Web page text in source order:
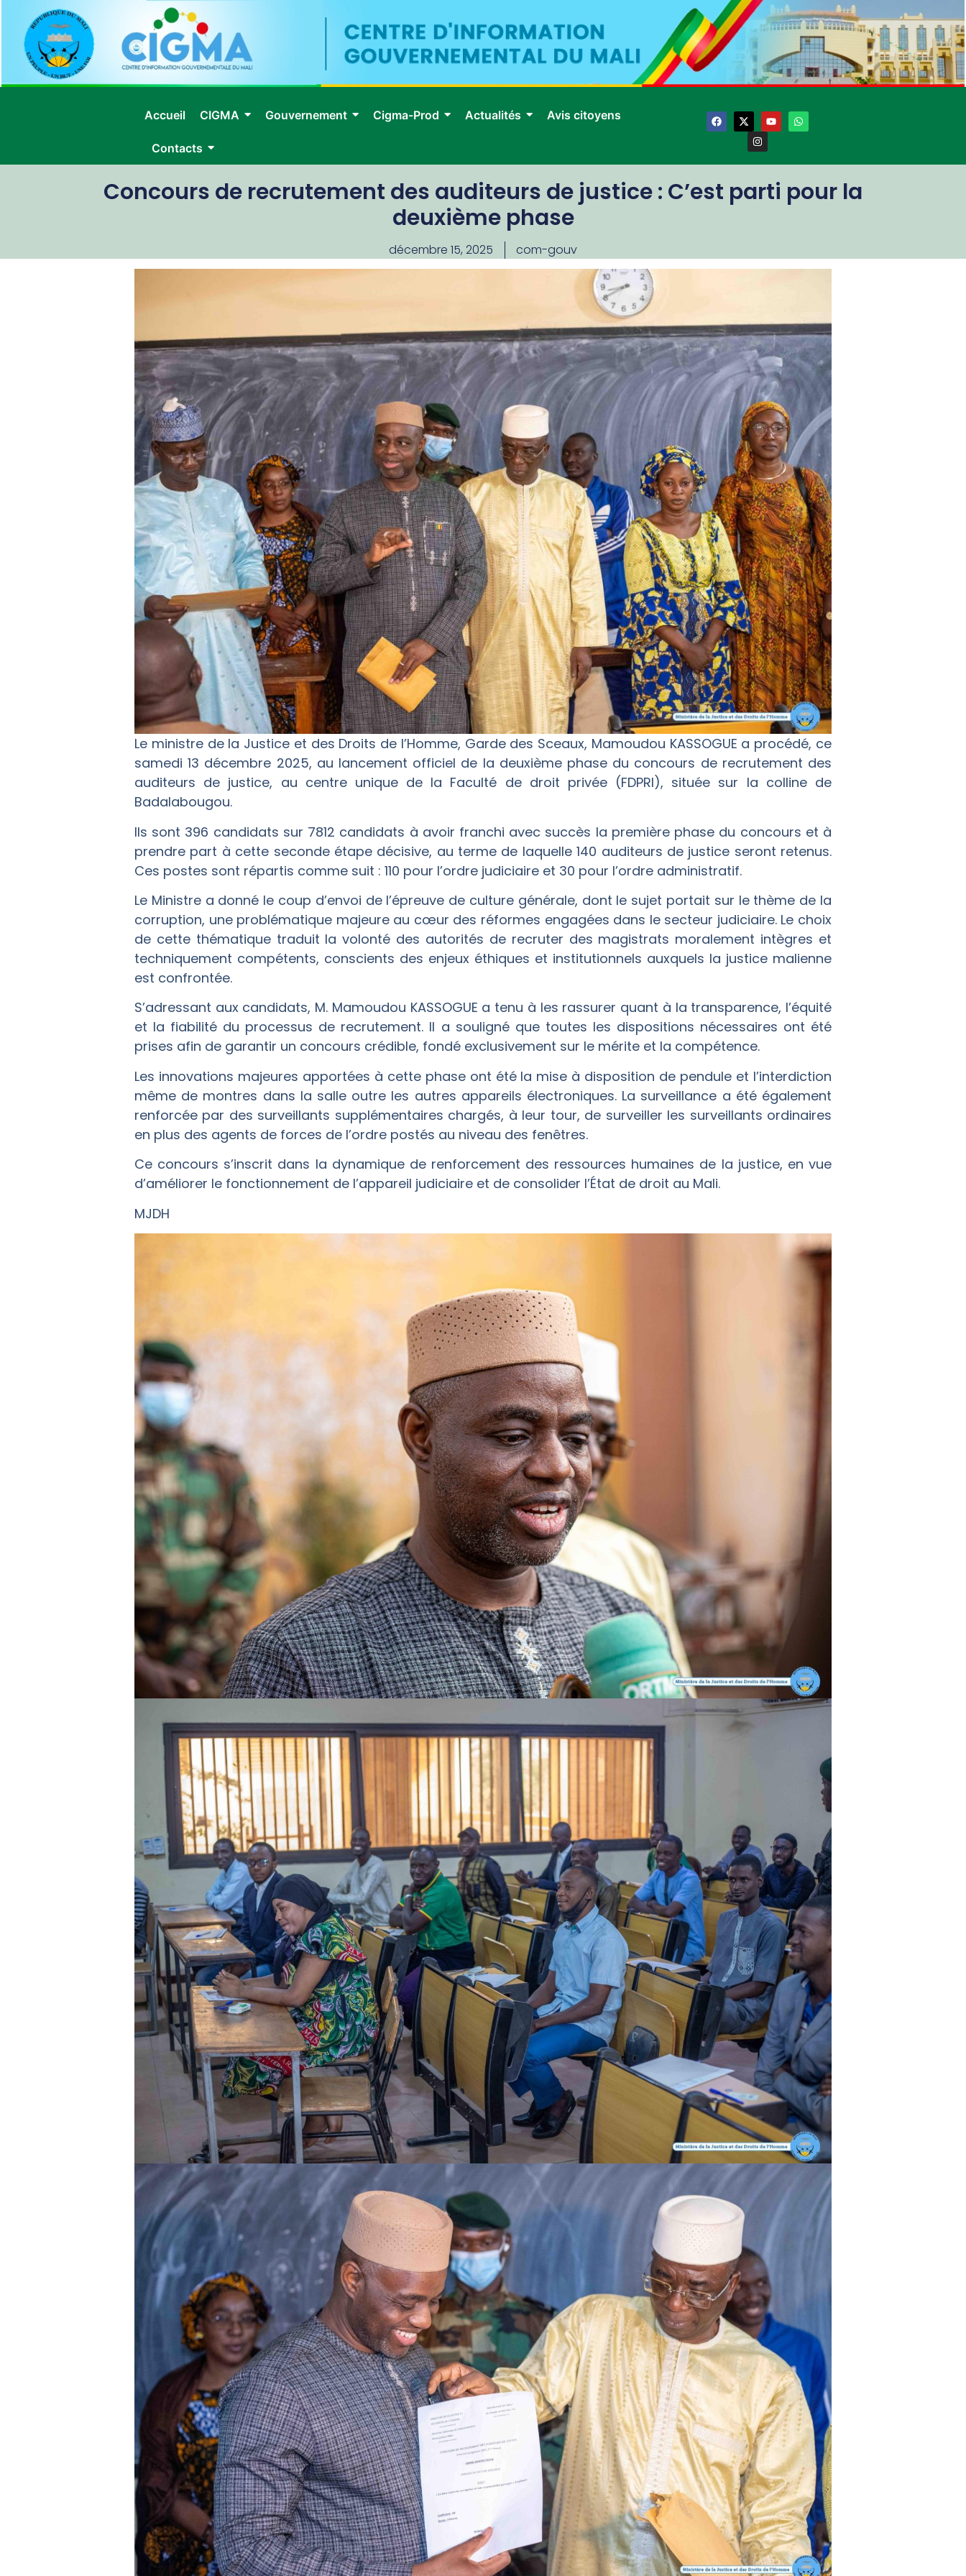
Accueil CIGMA Gouvernement Cigma-Prod Actualités Avis citoyens
Contacts
Concours de recrutement des auditeurs de justice : C’est parti pour la
deuxième phase
décembre 15, 2025 com-gouv
Le ministre de la Justice et des Droits de l’Homme, Garde des Sceaux, Mamoudou KASSOGUE a procédé, ce
samedi 13 décembre 2025, au lancement officiel de la deuxième phase du concours de recrutement des
auditeurs de justice, au centre unique de la Faculté de droit privée (FDPRI), située sur la colline de
Badalabougou.
Ils sont 396 candidats sur 7812 candidats à avoir franchi avec succès la première phase du concours et à
prendre part à cette seconde étape décisive, au terme de laquelle 140 auditeurs de justice seront retenus.
Ces postes sont répartis comme suit : 110 pour l’ordre judiciaire et 30 pour l’ordre administratif.
Le Ministre a donné le coup d’envoi de l’épreuve de culture générale, dont le sujet portait sur le thème de la
corruption, une problématique majeure au cœur des réformes engagées dans le secteur judiciaire. Le choix
de cette thématique traduit la volonté des autorités de recruter des magistrats moralement intègres et
techniquement compétents, conscients des enjeux éthiques et institutionnels auxquels la justice malienne
est confrontée.
S’adressant aux candidats, M. Mamoudou KASSOGUE a tenu à les rassurer quant à la transparence, l’équité
et la fiabilité du processus de recrutement. Il a souligné que toutes les dispositions nécessaires ont été
prises afin de garantir un concours crédible, fondé exclusivement sur le mérite et la compétence.
Les innovations majeures apportées à cette phase ont été la mise à disposition de pendule et l’interdiction
même de montres dans la salle outre les autres appareils électroniques. La surveillance a été également
renforcée par des surveillants supplémentaires chargés, à leur tour, de surveiller les surveillants ordinaires
en plus des agents de forces de l’ordre postés au niveau des fenêtres.
Ce concours s’inscrit dans la dynamique de renforcement des ressources humaines de la justice, en vue
d’améliorer le fonctionnement de l’appareil judiciaire et de consolider l’État de droit au Mali.
MJDH